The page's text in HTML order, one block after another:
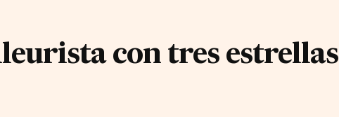
con tres estrellas